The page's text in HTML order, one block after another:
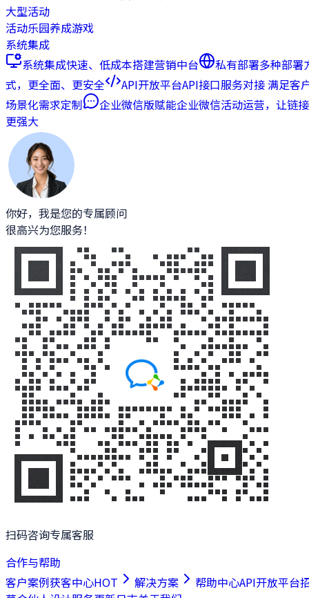
大型活动
活动乐园养成游戏
系统集成
系统集成快速、低成本搭建营销中台 私有部署多种部署
式，更全面、更安全
API开放平台API接口服务对接 满足客
场景化需求定制
企业微信版赋能企业微信活动运营，让链接
更强大
你好，我是您的专属顾问
很高兴为您服务！
扫码咨询专属客服
合作与帮助
客户案例获客中心HOT 解决方案 帮助中心API开放平台